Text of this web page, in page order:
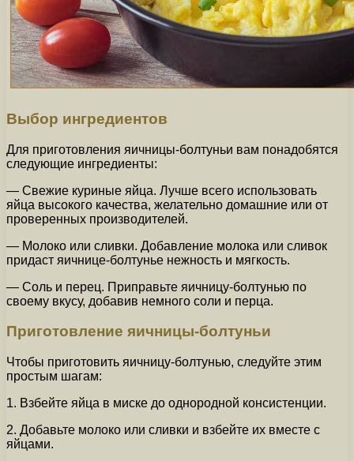
Выбор ингредиентов
Для приготовления яичницы-болтуньи вам понадобятся
следующие ингредиенты:
— Свежие куриные яйца. Лучше всего использовать
яйца высокого качества, желательно домашние или от
проверенных производителей.
— Молоко или сливки. Добавление молока или сливок
придаст яичнице-болтунье нежность и мягкость.
— Соль и перец. Приправьте яичницу-болтунью по
своему вкусу, добавив немного соли и перца.
Приготовление яичницы-болтуньи
Чтобы приготовить яичницу-болтунью, следуйте этим
простым шагам:
1. Взбейте яйца в миске до однородной консистенции.
2. Добавьте молоко или сливки и взбейте их вместе с
яйцами.